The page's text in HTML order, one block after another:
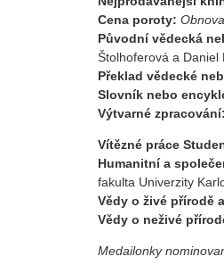
Cena poroty:
Původní vědecká
Štolhoferová a Daniel
Překlad vědecké
Slovník nebo
Výtvarné zpracování:
Vítězné práce
Humanitní a
fakulta Univerzity
Vědy o živé přírodě
Vědy o neživé
Medailonky